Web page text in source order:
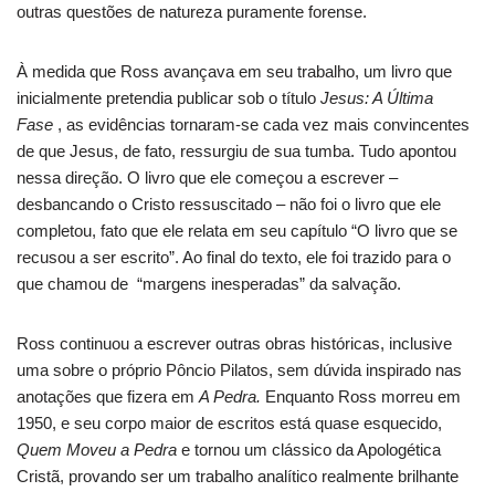
outras questões de natureza puramente forense.
À medida que Ross avançava em seu trabalho, um livro que
inicialmente pretendia publicar sob o título Jesus: A Última
Fase , as evidências tornaram-se cada vez mais convincentes
de que Jesus, de fato, ressurgiu de sua tumba. Tudo apontou
nessa direção. O livro que ele começou a escrever –
desbancando o Cristo ressuscitado – não foi o livro que ele
completou, fato que ele relata em seu capítulo “O livro que se
recusou a ser escrito”. Ao final do texto, ele foi trazido para o
que chamou de “margens inesperadas” da salvação.
Ross continuou a escrever outras obras históricas, inclusive
uma sobre o próprio Pôncio Pilatos, sem dúvida inspirado nas
anotações que fizera em A Pedra. Enquanto Ross morreu em
1950, e seu corpo maior de escritos está quase esquecido,
Quem Moveu a Pedra e tornou um clássico da Apologética
Cristã, provando ser um trabalho analítico realmente brilhante